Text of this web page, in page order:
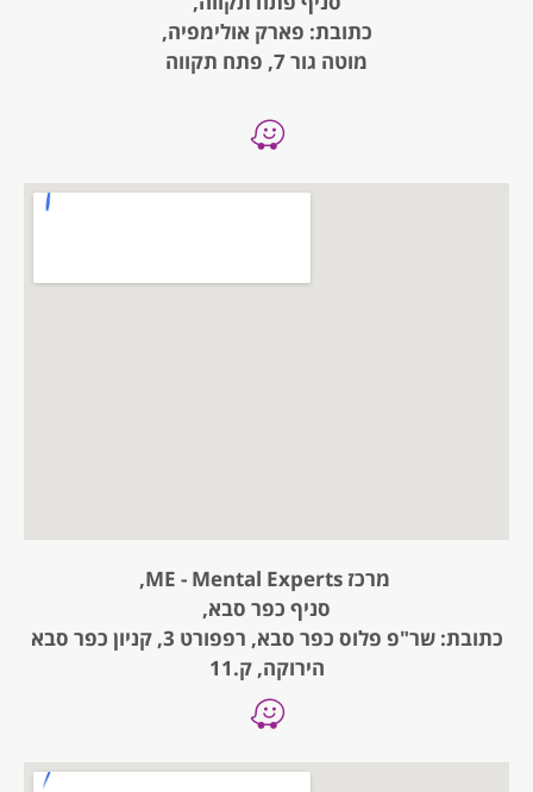
כתובת: פארק אולימפיה,
מוטה גור 7, פתח תקווה
מרכז ME - Mental Experts,
סניף כפר סבא,
כתובת: שר"פ פלוס כפר סבא, רפפורט 3, קניון כפר סבא
הירוקה, ק.11